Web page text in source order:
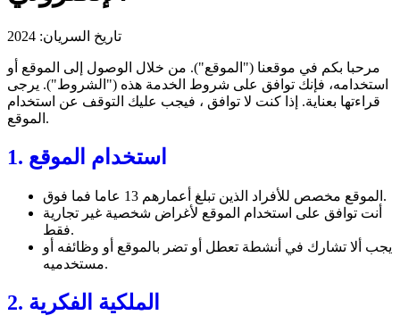
تاريخ السريان: 2024
مرحبا بكم في موقعنا ("الموقع"). من خلال الوصول إلى الموقع أو
استخدامه، فإنك توافق على شروط الخدمة هذه ("الشروط"). يرجى
قراءتها بعناية. إذا كنت لا توافق ، فيجب عليك التوقف عن استخدام
الموقع.
1. استخدام الموقع
الموقع مخصص للأفراد الذين تبلغ أعمارهم 13 عاما فما فوق.
أنت توافق على استخدام الموقع لأغراض شخصية غير تجارية
فقط.
يجب ألا تشارك في أنشطة تعطل أو تضر بالموقع أو وظائفه أو
مستخدميه.
2. الملكية الفكرية